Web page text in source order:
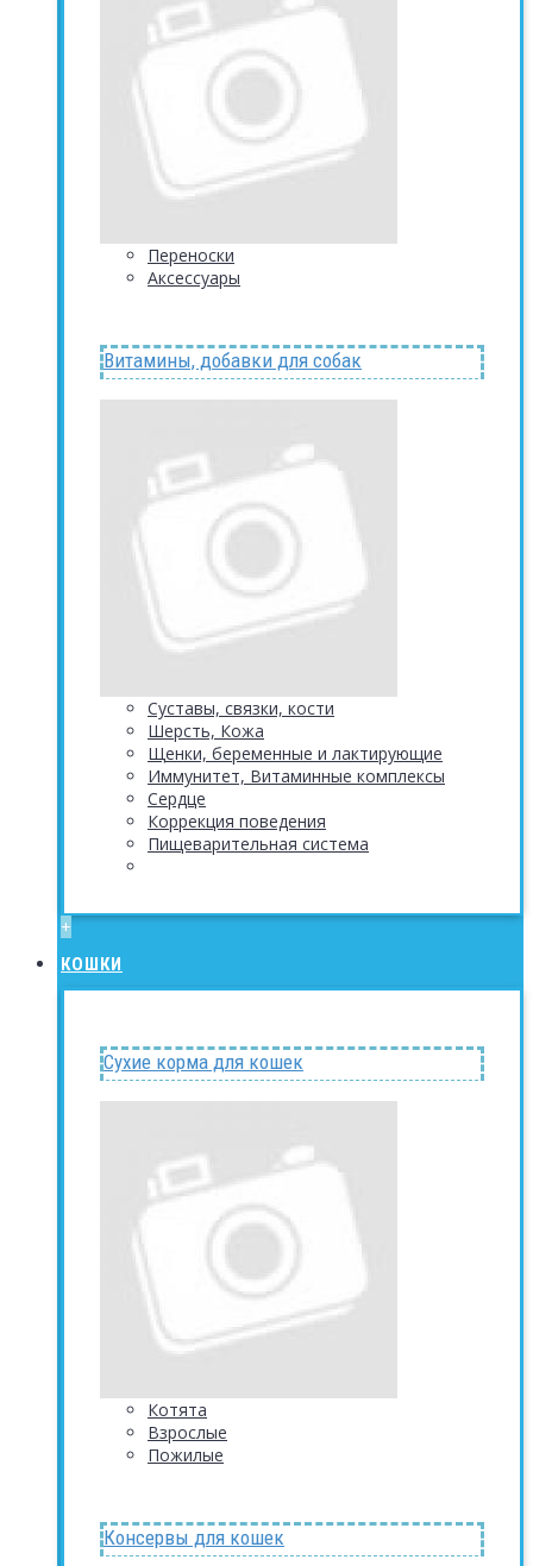
Переноски
Аксессуары
Витамины, добавки для собак
Суставы, связки, кости
Шерсть, Кожа
Щенки, беременные и лактирующие
Иммунитет, Витаминные комплексы
Сердце
Коррекция поведения
Пищеварительная система
+
КОШКИ
Сухие корма для кошек
Котята
Взрослые
Пожилые
Консервы для кошек